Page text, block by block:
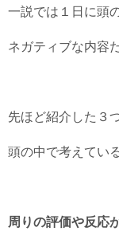
一説では１日に頭
ネガティブな内容
先ほど紹介した３
頭の中で考えてい
周りの評価や反応